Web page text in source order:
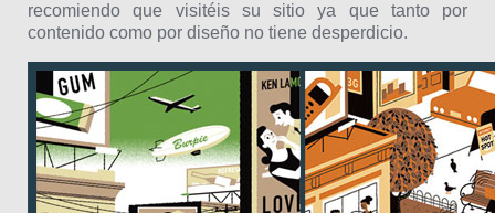
recomiendo que visitéis su sitio ya que tanto por
contenido como por diseño no tiene desperdicio.